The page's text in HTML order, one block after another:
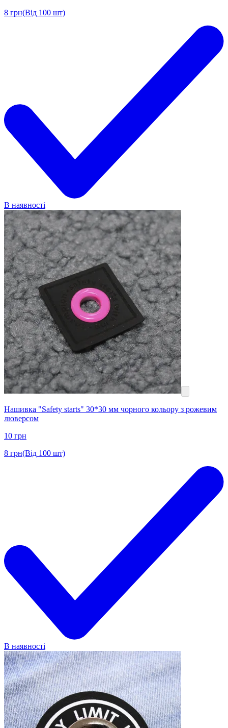
8 грн(Від 100 шт)
В наявності
Нашивка "Safety starts" 30*30 мм чорного кольору з рожевим
люверсом
10 грн
8 грн(Від 100 шт)
В наявності